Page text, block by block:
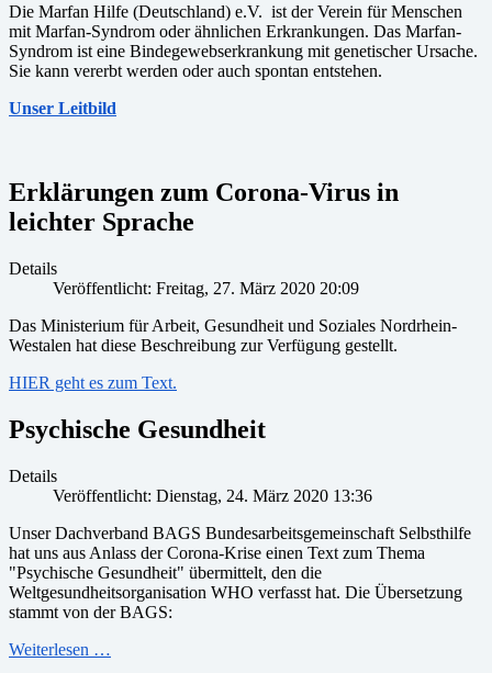
Die Marfan Hilfe (Deutschland) e.V. ist der Verein für Menschen
mit Marfan-Syndrom oder ähnlichen Erkrankungen. Das Marfan-
Syndrom ist eine Bindegewebserkrankung mit genetischer Ursache.
Sie kann vererbt werden oder auch spontan entstehen.
Unser Leitbild
Erklärungen zum Corona-Virus in
leichter Sprache
Details
Veröffentlicht: Freitag, 27. März 2020 20:09
Das Ministerium für Arbeit, Gesundheit und Soziales Nordrhein-
Westalen hat diese Beschreibung zur Verfügung gestellt.
HIER geht es zum Text.
Psychische Gesundheit
Details
Veröffentlicht: Dienstag, 24. März 2020 13:36
Unser Dachverband BAGS Bundesarbeitsgemeinschaft Selbsthilfe
hat uns aus Anlass der Corona-Krise einen Text zum Thema
"Psychische Gesundheit" übermittelt, den die
Weltgesundheitsorganisation WHO verfasst hat. Die Übersetzung
stammt von der BAGS:
Weiterlesen …